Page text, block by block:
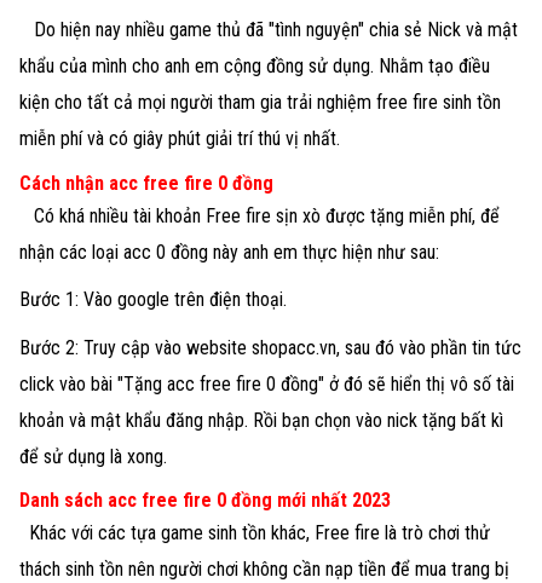
Do hiện nay nhiều game thủ đã "tình nguyện" chia sẻ Nick và mật
khẩu của mình cho anh em cộng đồng sử dụng. Nhằm tạo điều
kiện cho tất cả mọi người tham gia trải nghiệm free fire sinh tồn
miễn phí và có giây phút giải trí thú vị nhất.
Cách nhận acc free fire 0 đồng
Có khá nhiều tài khoản Free fire sịn xò được tặng miễn phí, để
nhận các loại acc 0 đồng này anh em thực hiện như sau:
Bước 1: Vào google trên điện thoại.
Bước 2: Truy cập vào website shopacc.vn, sau đó vào phần tin tức
click vào bài "Tặng acc free fire 0 đồng" ở đó sẽ hiển thị vô số tài
khoản và mật khẩu đăng nhập. Rồi bạn chọn vào nick tặng bất kì
để sử dụng là xong.
Danh sách acc free fire 0 đồng mới nhất 2023
Khác với các tựa game sinh tồn khác, Free fire là trò chơi thử
thách sinh tồn nên người chơi không cần nạp tiền để mua trang bị